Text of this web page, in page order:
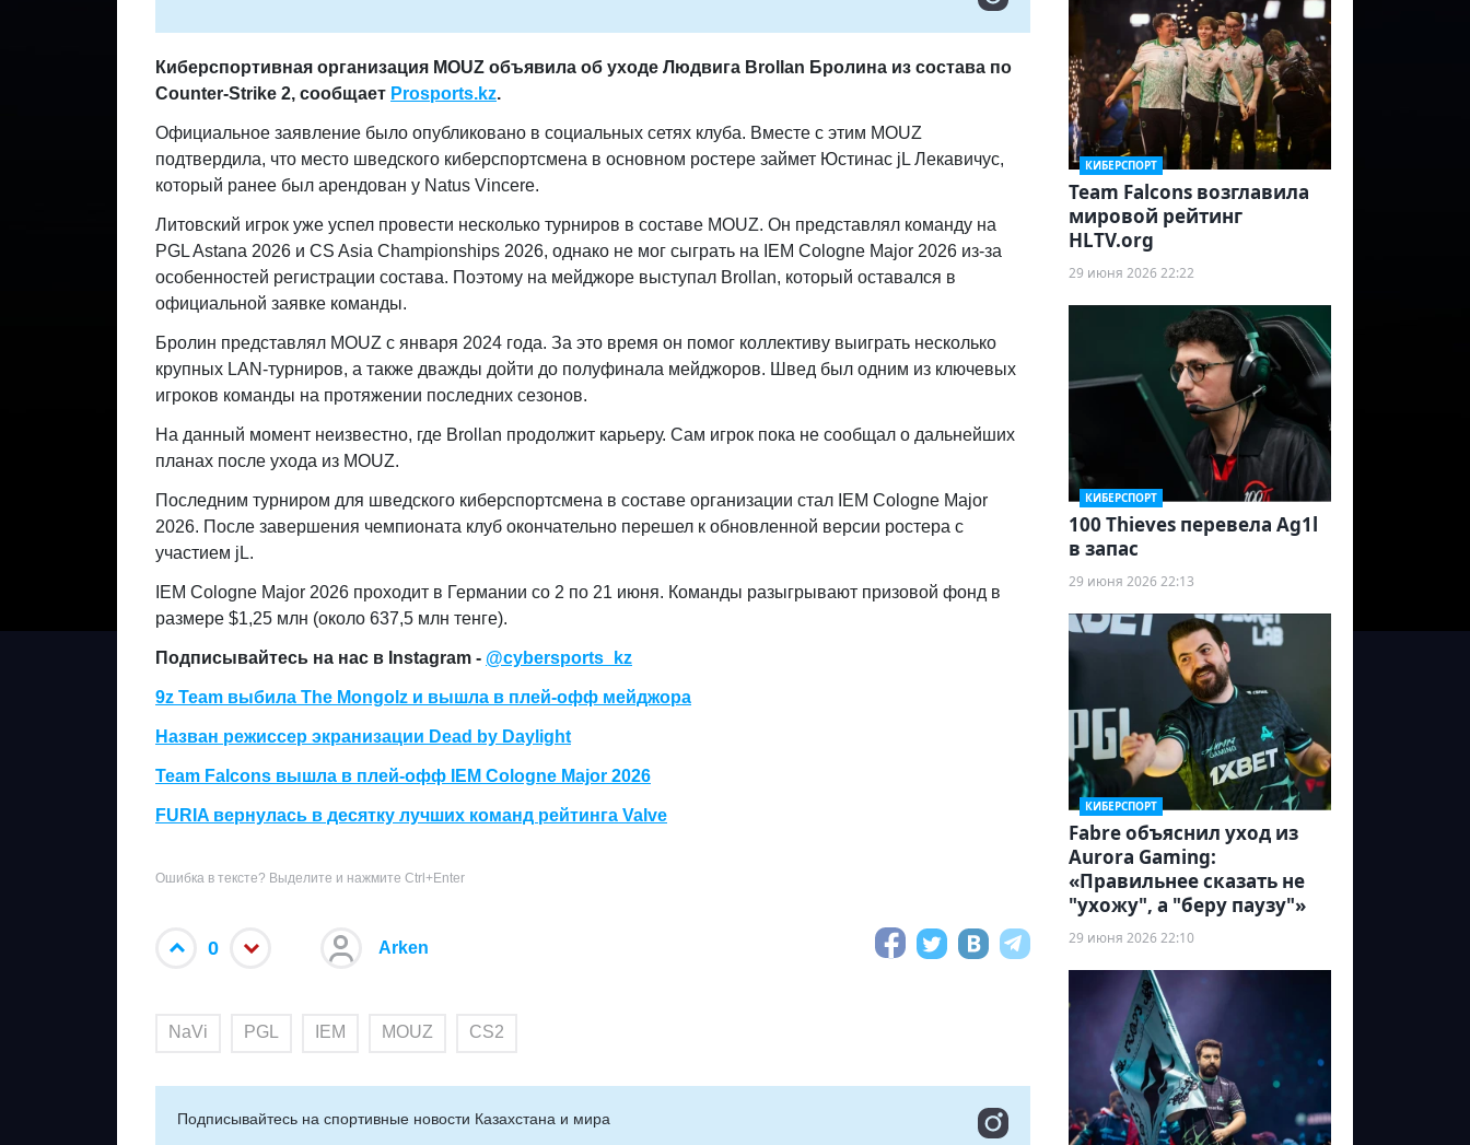
Киберспортивная организация MOUZ объявила об уходе Людвига Brollan Бролина из состава по
Counter-Strike 2, сообщает Prosports.kz.
Официальное заявление было опубликовано в социальных сетях клуба. Вместе с этим MOUZ
подтвердила, что место шведского киберспортсмена в основном ростере займет Юстинас jL Лекавичус,
который ранее был арендован у Natus Vincere.
Литовский игрок уже успел провести несколько турниров в составе MOUZ. Он представлял команду на
PGL Astana 2026 и CS Asia Championships 2026, однако не мог сыграть на IEM Cologne Major 2026 из-за
особенностей регистрации состава. Поэтому на мейджоре выступал Brollan, который оставался в
официальной заявке команды.
Бролин представлял MOUZ с января 2024 года. За это время он помог коллективу выиграть несколько
крупных LAN-турниров, а также дважды дойти до полуфинала мейджоров. Швед был одним из ключевых
игроков команды на протяжении последних сезонов.
На данный момент неизвестно, где Brollan продолжит карьеру. Сам игрок пока не сообщал о дальнейших
планах после ухода из MOUZ.
Последним турниром для шведского киберспортсмена в составе организации стал IEM Cologne Major
2026. После завершения чемпионата клуб окончательно перешел к обновленной версии ростера с
участием jL.
IEM Cologne Major 2026 проходит в Германии со 2 по 21 июня. Команды разыгрывают призовой фонд в
размере $1,25 млн (около 637,5 млн тенге).
Подписывайтесь на нас в Instagram - @cybersports_kz
9z Team выбила The Mongolz и вышла в плей-офф мейджора
Назван режиссер экранизации Dead by Daylight
Team Falcons вышла в плей-офф IEM Cologne Major 2026
FURIA вернулась в десятку лучших команд рейтинга Valve
Ошибка в тексте? Выделите и нажмите Ctrl+Enter
0 Arken
NaVi PGL IEM MOUZ CS2
Подписывайтесь на cпортивные новости Казахстана и мира
КИБЕРСПОРТ
Team Falcons возглавила
мировой рейтинг
HLTV.org
29 июня 2026 22:22
КИБЕРСПОРТ
100 Thieves перевела Ag1l
в запас
29 июня 2026 22:13
КИБЕРСПОРТ
Fabre объяснил уход из
Aurora Gaming:
«Правильнее сказать не
"ухожу", а "беру паузу"»
29 июня 2026 22:10